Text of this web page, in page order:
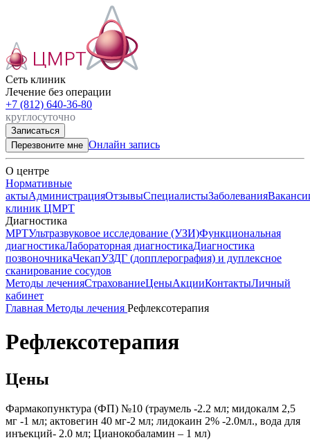
Сеть клиник
Лечение без операции
+7 (812) 640-36-80
круглосуточно
Записаться
Перезвоните мне Онлайн запись
О центре
Нормативные
актыАдминистрацияОтзывыСпециалистыЗаболевания
клиник ЦМРТ
Диагностика
МРТУльтразвуковое исследование (УЗИ)Функциональная
диагностикаЛабораторная диагностикаДиагностика
позвоночникаЧекапУЗДГ (допплерография) и дуплексное
сканирование сосудов
Методы леченияСтрахованиеЦеныАкцииКонтактыЛичный
кабинет
Главная Методы лечения Рефлексотерапия
Рефлексотерапия
Цены
Фармакопунктура (ФП) №10 (траумель -2.2 мл; мидокалм 2,5
мг -1 мл; актовегин 40 мг-2 мл; лидокаин 2% -2.0мл., вода для
инъекций- 2.0 мл; Цианокобаламин – 1 мл)